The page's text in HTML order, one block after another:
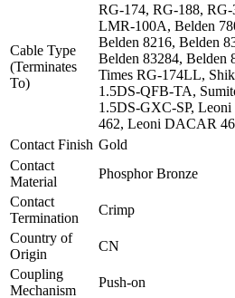
Cable Type
(Terminates
To)
RG-174, RG-188, RG-
LMR-100A, Belden
Belden 8216, Belden
Belden 83284, Belden
Times RG-174LL,
1.5DS-QFB-TA,
1.5DS-GXC-SP,
462, Leoni DACAR
Contact Finish Gold
Contact
Material
Phosphor Bronze
Contact
Termination
Crimp
Country of
Origin
CN
Coupling
Mechanism
Push-on